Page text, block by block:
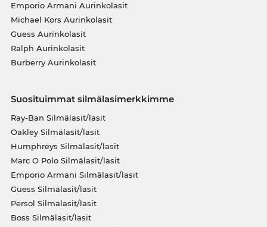
Emporio Armani Aurinkolasit
Michael Kors Aurinkolasit
Guess Aurinkolasit
Ralph Aurinkolasit
Burberry Aurinkolasit
Suosituimmat silmälasimerkkimme
Ray-Ban Silmälasit/lasit
Oakley Silmälasit/lasit
Humphreys Silmälasit/lasit
Marc O Polo Silmälasit/lasit
Emporio Armani Silmälasit/lasit
Guess Silmälasit/lasit
Persol Silmälasit/lasit
Boss Silmälasit/lasit